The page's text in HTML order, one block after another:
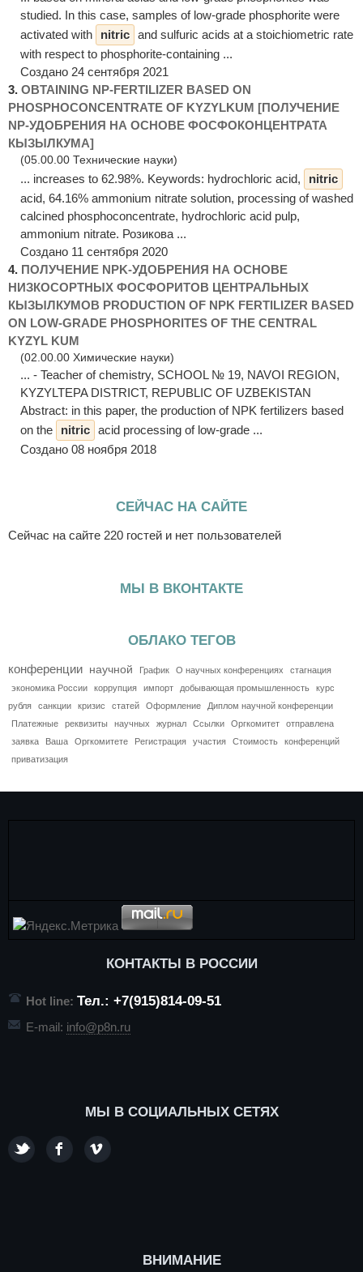
studied. In this case, samples of low-grade phosphorite were
activated with
nitric and sulfuric acids at a stoichiometric rate
with respect to phosphorite-containing ...
Создано 24 сентября 2021
3. OBTAINING NP-FERTILIZER BASED ON
PHOSPHOCONCENTRATE OF KYZYLKUM [ПОЛУЧЕНИЕ
NP-УДОБРЕНИЯ НА ОСНОВЕ ФОСФОКОНЦЕНТРАТА
КЫЗЫЛКУМА]
(05.00.00 Технические науки)
... increases to 62.98%. Keywords: hydrochloric acid,
nitric
acid, 64.16% ammonium nitrate solution, processing of washed
calcined phosphoconcentrate, hydrochloric acid pulp,
ammonium nitrate. Розикова ...
Создано 11 сентября 2020
4. ПОЛУЧЕНИЕ NPK-УДОБРЕНИЯ НА ОСНОВЕ
НИЗКОСОРТНЫХ ФОСФОРИТОВ ЦЕНТРАЛЬНЫХ
КЫЗЫЛКУМОВ PRODUCTION OF NPK FERTILIZER BASED
ON LOW-GRADE PHOSPHORITES OF THE CENTRAL
KYZYL KUM
(02.00.00 Химические науки)
... - Teacher of chemistry, SCHOOL № 19, NAVОI REGION,
KYZYLTEPA DISTRICT, REPUBLIC OF UZBEKISTAN
Abstract: in this paper, the production of NPK fertilizers based
on the
nitric acid processing of low-grade ...
Создано 08 ноября 2018
СЕЙЧАС НА САЙТЕ
Сейчас на сайте 220 гостей и нет пользователей
МЫ В ВКОНТАКТЕ
ОБЛАКО ТЕГОВ
конференции научной График О научных конференциях
стагнация
экономика России
коррупция импорт добывающая промышленность
курс
рубля
санкции кризис статей Оформление
Диплом научной конференции
Платежные
реквизиты научных журнал Ссылки Оргкомитет
отправлена
заявка
Ваша Оргкомитете Регистрация участия Стоимость
конференций
приватизация
КОНТАКТЫ В РОССИИ
Hot line: Тел.: +7(915)814-09-51
E-mail: info@p8n.ru
МЫ В СОЦИАЛЬНЫХ СЕТЯХ
ВНИМАНИЕ